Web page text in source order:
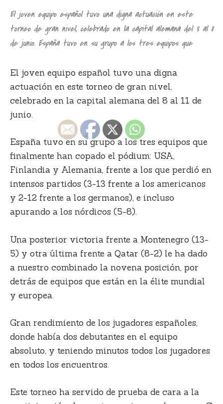
El joven equipo español tuvo una digna actuación en este
torneo de gran nivel, celebrado en la capital alemana del 8 al 11
de junio. España tuvo en su grupo a los tres equipos que
El joven equipo español tuvo una digna
actuación en este torneo de gran nivel,
celebrado en la capital alemana del 8 al 11 de
junio.
España tuvo en su grupo a los tres equipos que
finalmente han copado el pódium: USA,
Finlandia y Alemania, frente a los que perdió en
intensos partidos (3-13 frente a los americanos
y 2-12 frente a los germanos), e incluso
apurando a los nórdicos (5-8).
Una posterior victoria frente a Montenegro (13-
5) y otra última frente a Qatar (8-2) le ha dado
a nuestro combinado la novena posición, por
detrás de equipos que están en la élite mundial
y europea.
Gran rendimiento de los jugadores españoles,
donde había dos debutantes en el equipo
absoluto, y teniendo minutos todos los jugadores
en todos los encuentros.
Este torneo ha servido de prueba de cara a la